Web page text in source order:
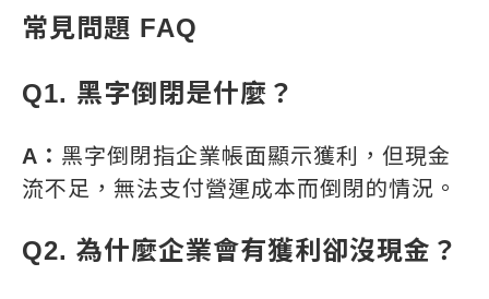
常見問題 FAQ
Q1. 黑字倒閉是什麼？
A： 黑字倒閉指企業帳面顯示獲利，但現金
流不足，無法支付營運成本而倒閉的情況。
Q2. 為什麼企業會有獲利卻沒現金？